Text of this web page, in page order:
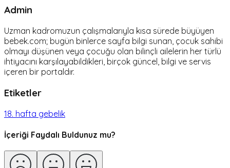
Admin
Uzman kadromuzun çalışmalarıyla kısa sürede büyüyen
bebek.com; bugün binlerce sayfa bilgi sunan, çocuk sahibi
olmayı düşünen veya çocuğu olan bilinçli ailelerin her türlü
ihtiyacını karşılayabildikleri, birçok güncel, bilgi ve servis
içeren bir portaldır.
Etiketler
18. hafta gebelik
İçeriği Faydalı Buldunuz mu?